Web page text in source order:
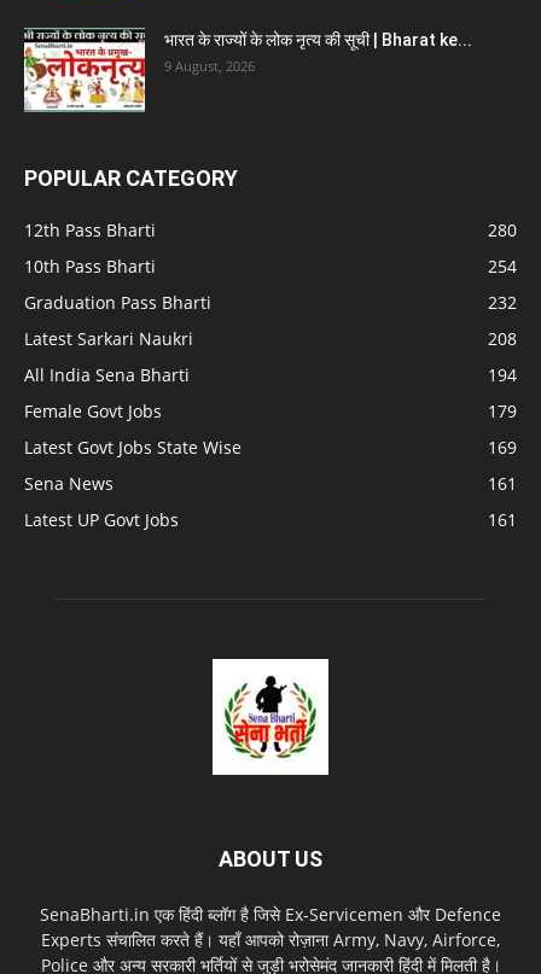
भारत के राज्यों के लोक नृत्य की सूची | Bharat ke...
9 August, 2026
POPULAR CATEGORY
12th Pass Bharti
280
10th Pass Bharti
254
Graduation Pass Bharti
232
Latest Sarkari Naukri
208
All India Sena Bharti
194
Female Govt Jobs
179
Latest Govt Jobs State Wise
169
Sena News
161
Latest UP Govt Jobs
161
ABOUT US
SenaBharti.in एक हिंदी ब्लॉग है जिसे Ex‑Servicemen और Defence
Experts संचालित करते हैं। यहाँ आपको रोज़ाना Army, Navy, Airforce,
Police और अन्य सरकारी भर्तियों से जुड़ी भरोसेमंद जानकारी हिंदी में मिलती है।